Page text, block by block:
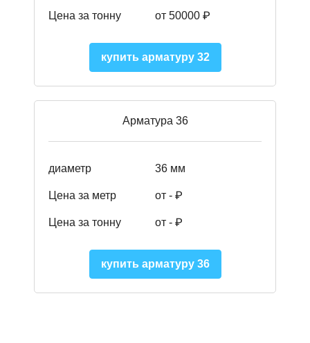
Цена за тонну от 50000 ₽
купить арматуру 32
Арматура 36
диаметр 36 мм
Цена за метр от - ₽
Цена за тонну от - ₽
купить арматуру 36